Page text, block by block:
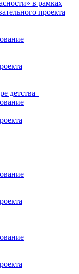
в рамках
проекта
детства